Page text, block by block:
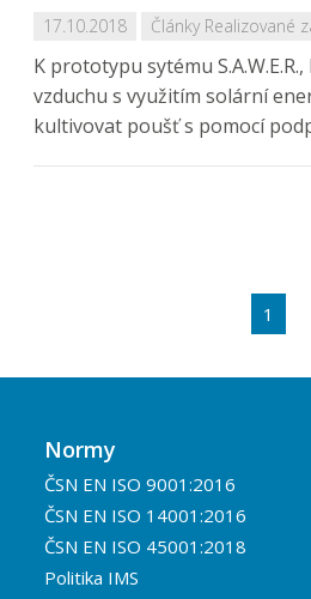
17.10.2018 Články Realizované
K prototypu sytému
vzduchu s využitím solární
kultivovat poušť s pomocí
1
Normy
ČSN EN ISO 9001:2016
ČSN EN ISO 14001:2016
ČSN EN ISO 45001:2018
Politika IMS